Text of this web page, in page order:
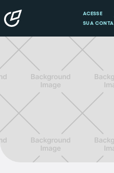
ACESSE
SUA CONTA